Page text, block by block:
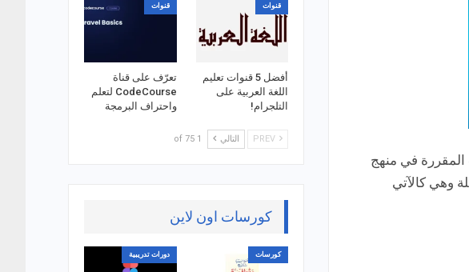
المقررة في منهج
وهي كالآتي
قنوات
أفضل 5 قنوات تعليم
اللغة العربية على
التلجرام!
قنوات
تعرّف على قناة
CodeCourse لتعلم
واحتراف البرمجة
التالي 1 of 75
كورسات اون لاين
كورسات دورات تدريبية